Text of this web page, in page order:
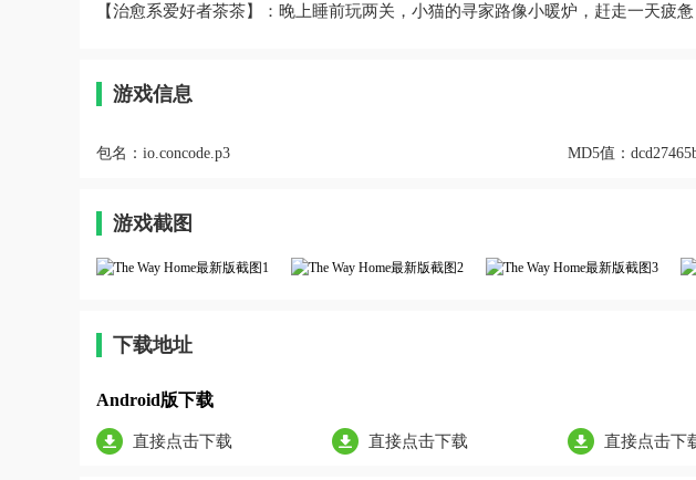
【治愈系爱好者茶茶】：晚上睡前玩两关，小猫的寻家路像小暖炉，赶走一天疲惫
游戏信息
包名： io.concode.p3 MD5值：
游戏截图
下载地址
Android版下载
直接点击下载 直接点击下载 直接点击下